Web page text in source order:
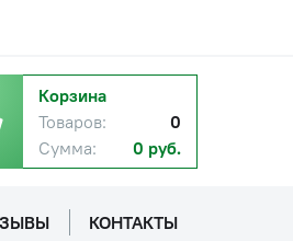
Корзина
Товаров:
0
Сумма:
0 руб.
КОНТАКТЫ